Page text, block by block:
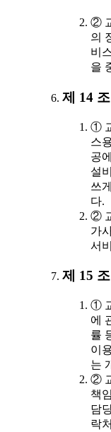
②
의
비
을
제 14
①
스
공
설
쓰
다.
②
가
서
제 15
①
에
률
이
는
②
책
담
락